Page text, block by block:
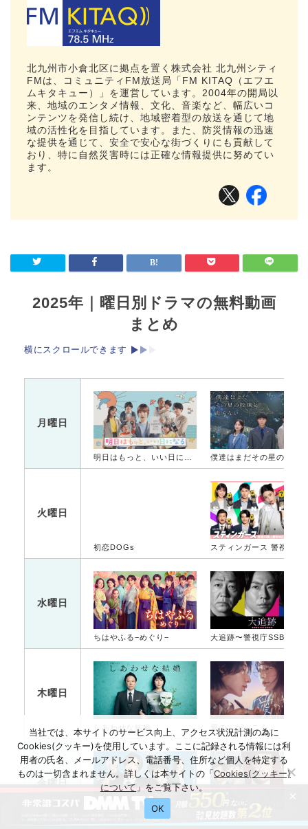
北九州市小倉北区に拠点を置く株式会社 北九州シティ
FMは、コミュニティFM放送局「FM KITAQ（エフエ
ムキタキュー）」を運営しています。2004年の開局以
来、地域のエンタメ情報、文化、音楽など、幅広いコ
ンテンツを発信し続け、地域密着型の放送を通じて地
域の活性化を目指しています。また、防災情報の迅速
な提供を通じて、安全で安心な街づくりにも貢献して
おり、特に自然災害時には正確な情報提供に努めてい
ます。
2025年｜曜日別ドラマの無料動画
まとめ
横にスクロールできます
月曜日
火曜日
初恋DOGs
水曜日
ちはやふる−めぐり−
木曜日
しあわせな結婚 愛の、がっこう。
DOPE 麻薬取締部特捜課 能面検事
当社では、本サイトのサービス向上、アクセス状況計測の為に
Cookies(クッキー)を使用しています。ここに記録される情報には利
用者の氏名、メールアドレス、電話番号、住所など個人を特定する
ものは一切含まれません。詳しくは本サイトの「Cookies(クッキー)
について 」をご覧下さい。
OK